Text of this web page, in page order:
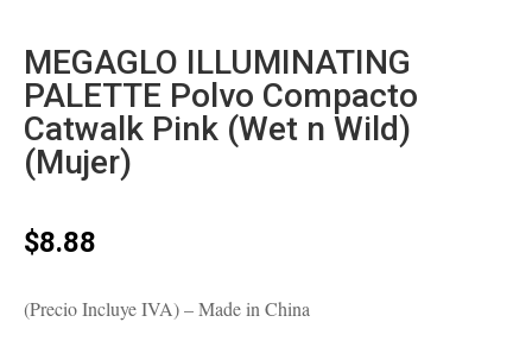
MEGAGLO ILLUMINATING
PALETTE Polvo Compacto
Catwalk Pink (Wet n Wild)
(Mujer)
$8.88
(Precio Incluye IVA) – Made in China